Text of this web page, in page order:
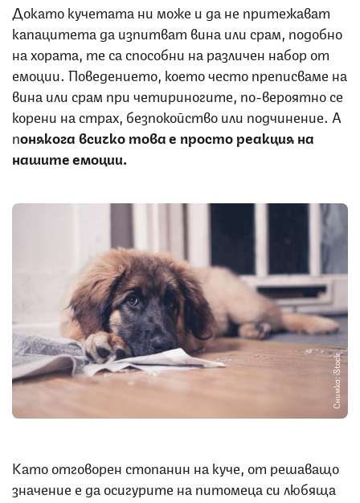
Докато кучетата ни може и да не притежават
капацитета да изпитват вина или срам, подобно
на хората, те са способни на различен набор от
емоции. Поведението, което често преписваме на
вина или срам при четириногите, по-вероятно се
корени на страх, безпокойство или подчинение. А
понякога всичко това е просто реакция на
нашите емоции.
Снимка: iStock
Като отговорен стопанин на куче, от решаващо
значение е да осигурите на питомеца си любяща